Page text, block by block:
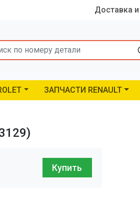
Доставка
ЗАПЧАСТИ RENAULT
Купить